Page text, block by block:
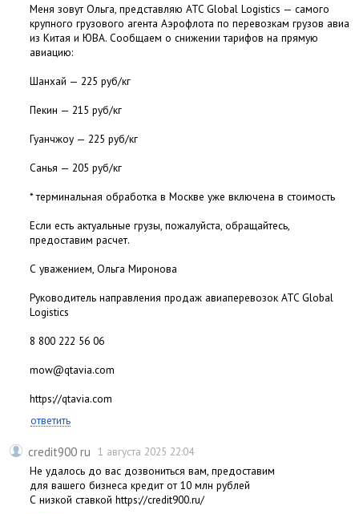
Меня зовут Ольга, представляю ATC Global Logistics — самого
крупного грузового агента Аэрофлота по перевозкам грузов авиа
из Китая и ЮВА. Сообщаем о снижении тарифов на прямую
авиацию:
Шанхай — 225 руб/кг
Пекин — 215 руб/кг
Гуанчжоу — 225 руб/кг
Санья — 205 руб/кг
* терминальная обработка в Москве уже включена в стоимость
Если есть актуальные грузы, пожалуйста, обращайтесь,
предоставим расчет.
С уважением, Ольга Миронова
Руководитель направления продаж авиаперевозок ATC Global
Logistics
8 800 222 56 06
mow@qtavia.com
https://qtavia.com
ответить
credit900 ru 1 августа 2025 22:04
Не удалось до вас дозвониться вам, предоставим
для вашего бизнеса кредит от 10 млн рублей
С низкой ставкой https://credit900.ru/